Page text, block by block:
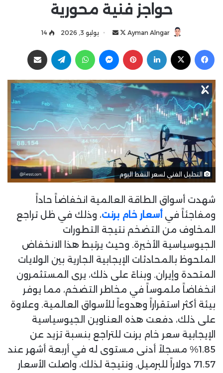
حواجز فنية محورية
Ayman Alngar
ت
ب
ع
ع
ل
ى
X
س
ل
ب
ر
ي
د
ا
ل
ك
ت
ن
ا
يوليو 3, 2026 14
التحليل الفني لسعر النفط اليوم
شهدت أسواق الطاقة العالمية انخفاضاً حاداً
ومفاجئاً فيأسعار خام برنت، وذلك في ظل تراجع
المخاوف من التضخم نتيجة التطورات
الجيوسياسية الأخيرة. وحيث يرتبط هذا الانخفاض
الملحوظ بالمحادثات الإيجابية الجارية بين الولايات
المتحدة وإيران. وبناءً على ذلك، يرى المستثمرون
انخفاضاً ملموساً في مخاطر التضخم، مما يوفر
بيئة أكثر استقراراً وهدوءاً للأسواق العالمية. وعلاوة
على ذلك، دفعت هذه العناوين الجيوسياسية
الإيجابية سعر خام برنت للتراجع بنسبة تزيد عن
1.85% مسجلاً أدنى مستوى له في أربعة أشهر عند
71.57 دولاراً للبرميل. ونتيجة لذلك، واصلت الأسعار